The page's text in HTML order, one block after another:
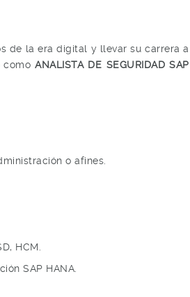
de la era digital y llevar su carrera a
comoANALISTA DE SEGURIDAD SAP
o afines.
HCM.
SAP HANA.